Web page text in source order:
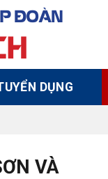
ĐOÀN
DỤNG
VÀ